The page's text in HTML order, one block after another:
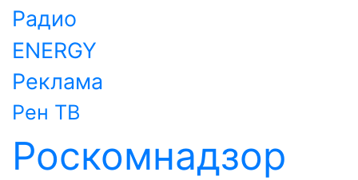
Радио
ENERGY
Реклама
Рен ТВ
Роскомнадзор